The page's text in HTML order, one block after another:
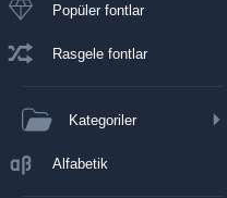
Popüler fontlar
Rasgele fontlar
Kategoriler
Alfabetik